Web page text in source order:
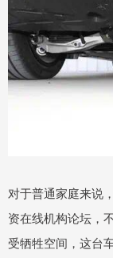
对于普通家庭来说
资在线机构论坛，
受牺牲空间，这台